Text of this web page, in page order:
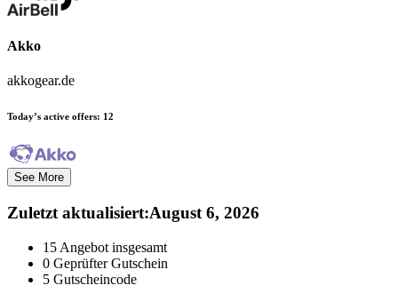
Akko
akkogear.de
Today’s active offers: 12
See More
Zuletzt aktualisiert:August 6, 2026
15 Angebot insgesamt
0 Geprüfter Gutschein
5 Gutscheincode